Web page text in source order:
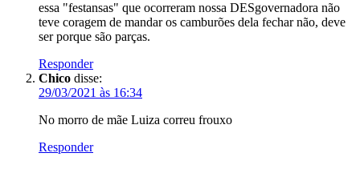
essa "festansas" que ocorreram nossa DESgovernadora não
teve coragem de mandar os camburões dela fechar não, deve
ser porque são parças.
Responder
Chico disse:
29/03/2021 às 16:34
No morro de mãe Luiza correu frouxo
Responder